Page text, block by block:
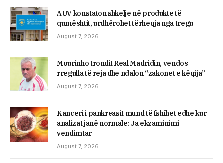
AUV konstaton shkelje në produkte të
qumështit, urdhërohet tërheqja nga tregu
August 7, 2026
Mourinho trondit Real Madridin, vendos
rregulla të reja dhe ndalon “zakonet e këqija”
August 7, 2026
Kanceri i pankreasit mund të fshihet edhe kur
analizat janë normale: Ja ekzaminimi
vendimtar
August 7, 2026